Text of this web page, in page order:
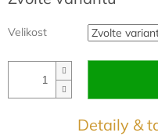
cena:
Velikost
Detaily &